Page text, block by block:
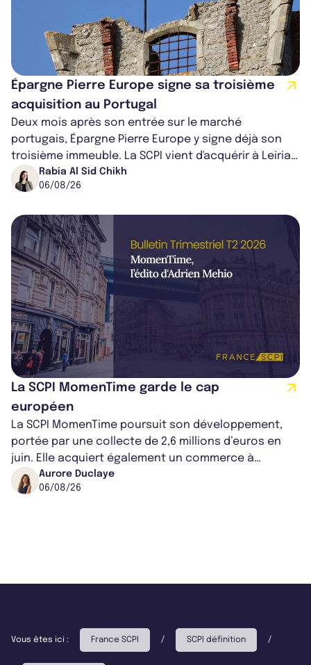
Épargne Pierre Europe signe sa troisième
acquisition au Portugal
Deux mois après son entrée sur le marché
portugais, Épargne Pierre Europe y signe déjà son
troisième immeuble. La SCPI vient d'acquérir à Leiria,
dans le centre du pays, un établis...
Rabia Al Sid Chikh
06/08/26
La SCPI MomenTime garde le cap
européen
La SCPI MomenTime poursuit son développement,
portée par une collecte de 2,6 millions d’euros en
juin. Elle acquiert également un commerce à
Worcester, place une plateforme logisti...
Aurore Duclaye
06/08/26
Vous êtes ici : France SCPI / SCPI définition /